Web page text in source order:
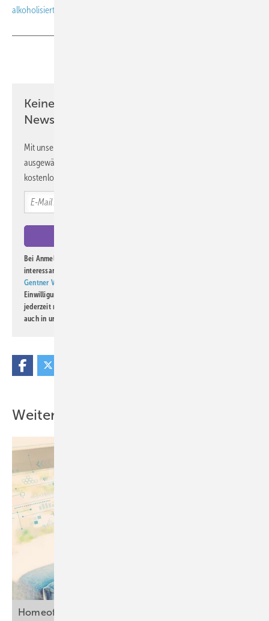
alkoholisierte Fahrradfahrer (2014)
Keine Zeit? Kein Problem mit dem ASU
Newsletter!
Mit unserem Newsletter erhalten Sie regelmäßig von uns
ausgewählte Informationen und Neuigkeiten, gebündelt und
kostenlos direkt ins Postfach.
Bei Anmeldung zu diesem Newsletter bin ich damit einverstanden, über
interessante Verlags- und Online-Angebote
Gentner Verlag GmbH & Co. KG
Einwilligung kann ich jederzeit widerrufen und eine Abmeldung ist
jederzeit möglich. Informationen zum Umgang mit Daten finden Sie
auch in unserer
Weitere Inhalte
Homeoffice: Kein Unfallversicherungsschutz bei